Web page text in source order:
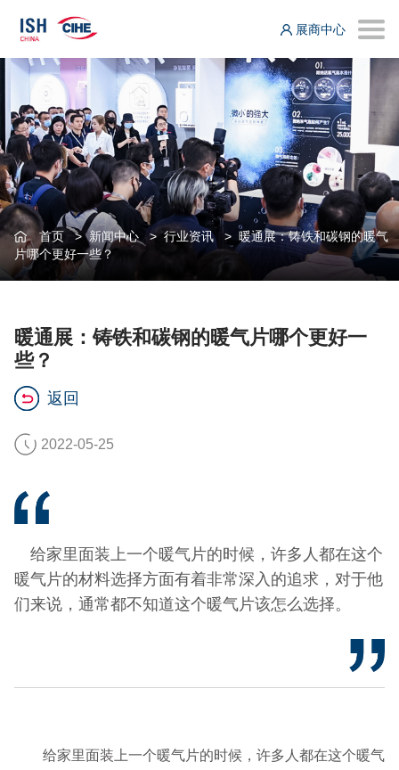
展商中心
首页>新闻中心>行业资讯> 暖通展：铸铁和碳钢的暖气
片哪个更好一些？
暖通展：铸铁和碳钢的暖气片哪个更好一
些？
返回
2022-05-25
给家里面装上一个暖气片的时候，许多人都在这个
暖气片的材料选择方面有着非常深入的追求，对于他
们来说，通常都不知道这个暖气片该怎么选择。
给家里面装上一个暖气片的时候，许多人都在这个暖气